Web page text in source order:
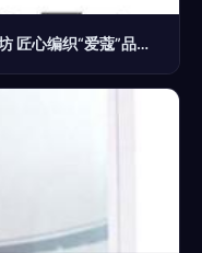
中山市横栏镇爱同在康诺工艺品工作坊 匠心编织“爱蔻”品牌新篇章